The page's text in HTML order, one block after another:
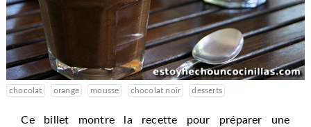
chocolat orange mousse chocolat noir desserts
Ce billet montre la recette pour préparer une